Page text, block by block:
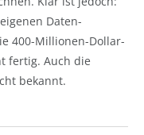
Daten-
400-Millionen-Dollar-
fertig. Auch die
bekannt.